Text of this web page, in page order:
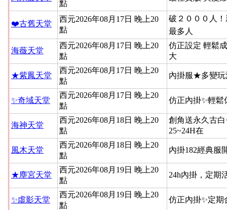
點
❤️古舊天堂
西元2026年08月17日 晚上20
點
破２０００人
最多人
海薇天堂
西元2026年08月17日 晚上20
點
仿正設定 輕鬆
大
★紫鳳天堂
西元2026年08月17日 晚上20
點
內掛服★多變
✨奇域天堂
西元2026年08月17日 晚上20
點
仿正內掛✨輕鬆
海神天堂
西元2026年08月18日 晚上20
點
創角送永久古
25~24H在
風木天堂
西元2026年08月18日 晚上20
點
內掛182經典服
★塵宮天堂
西元2026年08月19日 晚上20
點
24h內掛，定期
✨虛影天堂
西元2026年08月19日 晚上20
點
仿正內掛✨定期